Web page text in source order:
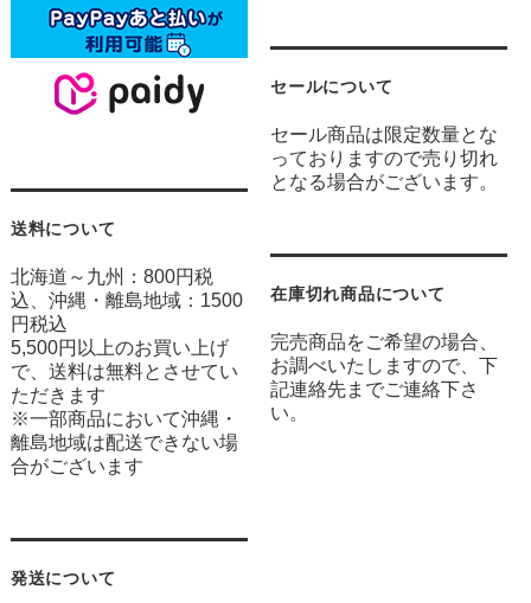
送料について
北海道～九州：800円税
込、沖縄・離島地域：1500
円税込
5,500円以上のお買い上げ
で、送料は無料とさせてい
ただきます
※一部商品において沖縄・
離島地域は配送できない場
合がございます
発送について
セールについて
セール商品は限定数量とな
っておりますので売り切れ
となる場合がございます。
在庫切れ商品について
完売商品をご希望の場合、
お調べいたしますので、下
記連絡先までご連絡下さ
い。